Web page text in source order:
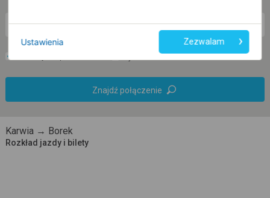
nd. 9 sie. -- : --
Znajdź połączenie
Karwia → Borek
Rozkład jazdy i bilety
Ustawienia Zezwalam